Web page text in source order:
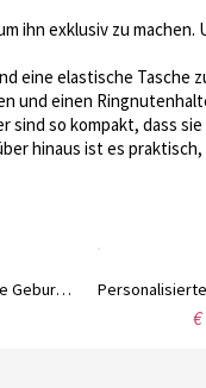
ihn exklusiv zu
eine elastische
und einen
sind so kompakt, dass
hinaus ist es
Benutzerdefinierte Name Geburt Blume Schmuck Reiseetui, Vegan Leder Schmuck Organizer Box, Geburtstag/Muttertag/Hochzeit Geschenk für Mutter/Ehefrau/Brautjungfern